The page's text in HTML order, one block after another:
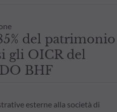
del patrimonio
gli OICR del
BHF
esterne alla società di